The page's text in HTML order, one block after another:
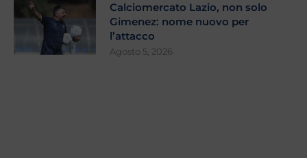
Calciomercato Lazio, non solo
Gimenez: nome nuovo per
l’attacco
Agosto 5, 2026